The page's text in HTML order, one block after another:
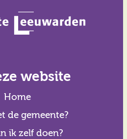
website
Home
de gemeente?
ik zelf doen?